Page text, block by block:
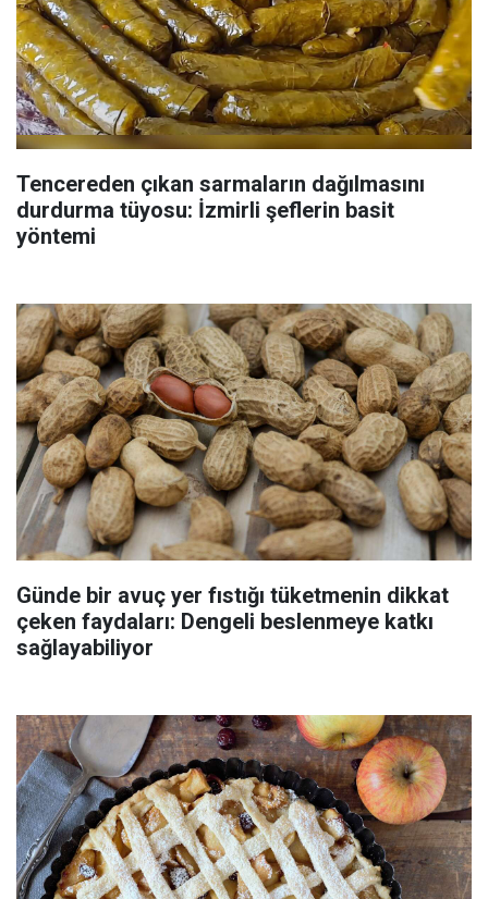
Tencereden çıkan sarmaların dağılmasını
durdurma tüyosu: İzmirli şeflerin basit
yöntemi
Günde bir avuç yer fıstığı tüketmenin dikkat
çeken faydaları: Dengeli beslenmeye katkı
sağlayabiliyor